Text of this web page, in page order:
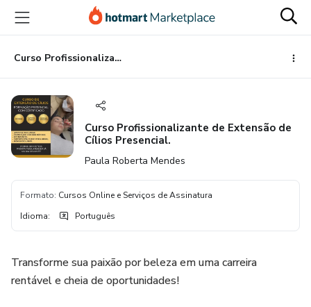
para
conteúdo
principal
para
pagamento
para
rodapé
Curso Profissionalizante de Extensão de Cílios Presencial.
Curso Profissionalizante de Extensão de
Cílios Presencial.
Paula Roberta Mendes
Formato: Cursos Online e Serviços de Assinatura
Idioma: Português
Transforme sua paixão por beleza em uma carreira
rentável e cheia de oportunidades!